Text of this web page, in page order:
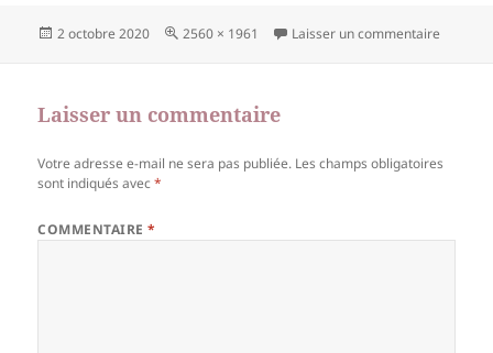
Publié
2 octobre 2020
Taille
2560 × 1961 Laisser un commentaire
Laisser un commentaire
Votre adresse e-mail ne sera pas publiée. Les champs obligatoires
sont indiqués avec*
COMMENTAIRE*